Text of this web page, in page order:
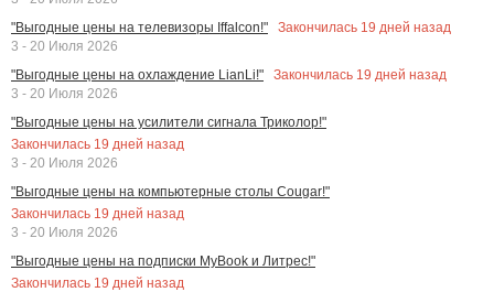
"Выгодные цены на телевизоры Iffalcon!"
Закончилась 19 дней назад
3 - 20 Июля 2026
"Выгодные цены на охлаждение LianLi!"
Закончилась 19 дней назад
3 - 20 Июля 2026
"Выгодные цены на усилители сигнала Триколор!"
Закончилась 19 дней назад
3 - 20 Июля 2026
"Выгодные цены на компьютерные столы Cougar!"
Закончилась 19 дней назад
3 - 20 Июля 2026
"Выгодные цены на подписки MyBook и Литрес!"
Закончилась 19 дней назад